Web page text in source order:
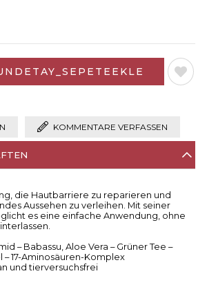
KOMMENTARE VERFASSEN
die Hautbarriere zu reparieren und
Aussehen zu verleihen. Mit seiner
es eine einfache Anwendung, ohne
– Babassu, Aloe Vera – Grüner Tee –
17-Aminosäuren-Komplex
und tierversuchsfrei